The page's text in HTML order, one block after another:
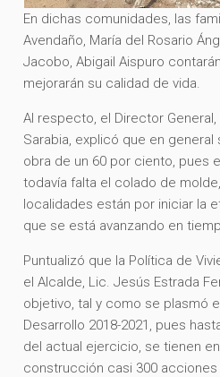
En dichas comunidades, las
Avendaño, María del Rosario
Jacobo, Abigail Aispuro
mejorarán su calidad de vida.
Al respecto, el Director
Sarabia, explicó que en general
obra de un 60 por ciento, pues
todavía falta el colado de
localidades están por iniciar la
que se está avanzando en
Puntualizó que la Política de
el Alcalde, Lic. Jesús Estrada
objetivo, tal y como se plasmó
Desarrollo 2018-2021, pues
del actual ejercicio, se tienen
construcción casi 300 acciones